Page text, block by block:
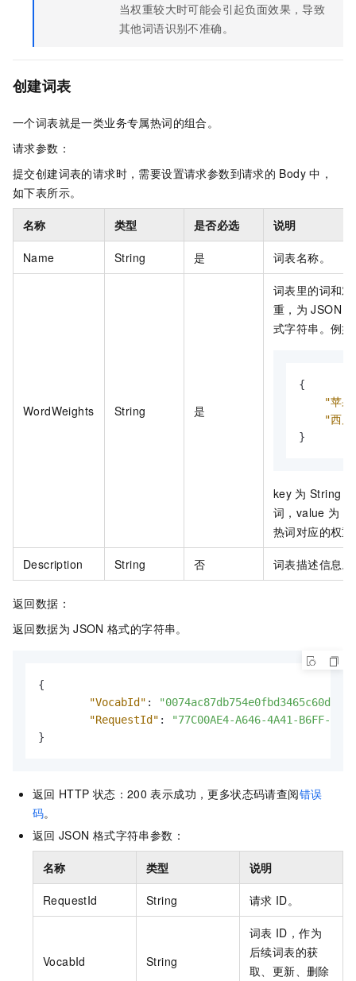
当权重较大时可能会引起负面效果，导致
其他词语识别不准确。
创建词表
一个词表就是一类业务专属热词的组合。
请求参数：
提交创建词表的请求时，需要设置请求参数到请求的 Body 中，
如下表所示。
名称 类型 是否必选 说明
Name String 是 词表名称。
WordWeights String 是
词表里的词和
重，为 JSON
式字符串。例
{
"苹
"西
}
key 为 String
词，value 为
热词对应的权
Description String 否 词表描述信息。
返回数据：
返回数据为 JSON 格式的字符串。
{
"VocabId" :
"RequestId" :
"77C00AE4-A646-4A41-B6FF-
}
返回 HTTP 状态：200 表示成功，更多状态码请查阅错误
码。
返回 JSON 格式字符串参数：
名称 类型 说明
RequestId String 请求 ID。
VocabId String
词表 ID，作为
后续词表的获
取、更新、删除